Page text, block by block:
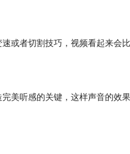
或者切割技巧，视频看起来会
美听感的关键，这样声音的效